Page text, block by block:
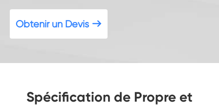
Obtenir un Devis 
Spécification de Propre et